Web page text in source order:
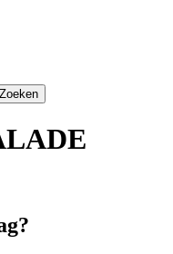
Zoeken